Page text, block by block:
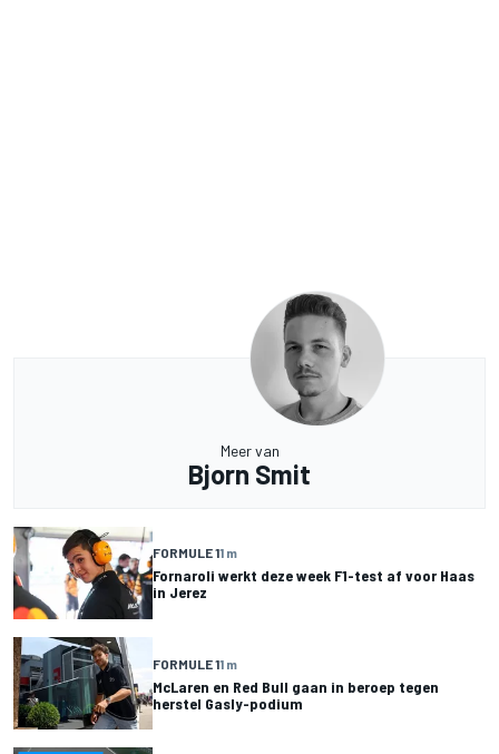
Meer van
Bjorn Smit
FORMULE 11 m
Fornaroli werkt deze week F1-test af voor Haas
in Jerez
FORMULE 11 m
McLaren en Red Bull gaan in beroep tegen
herstel Gasly-podium